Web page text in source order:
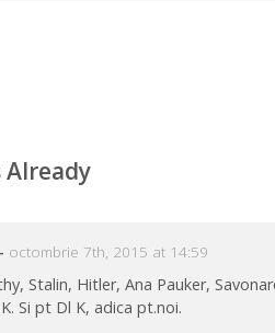
Already
- octombrie 7th, 2015 at 14:59
Stalin, Hitler, Ana Pauker,
Si pt Dl K, adica pt.noi.